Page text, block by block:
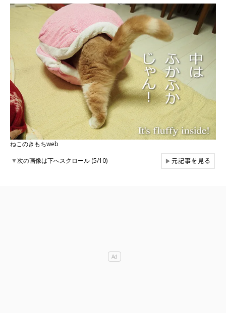
ねこのきもちweb
▼次の画像は下へスクロール (5/10) ▶元記事を見る